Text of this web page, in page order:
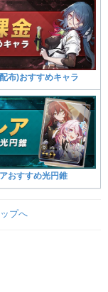
布)おすすめキャラ
おすすめ光円錐
プへ